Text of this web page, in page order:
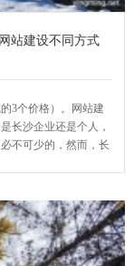
站建设不同方式
3个价格）。网站建
长沙企业还是个人，
不可少的，然而，长